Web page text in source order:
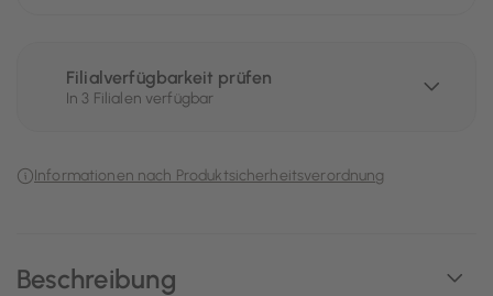
Beschreibung
Filialverfügbarkeit prüfen
In 3 Filialen verfügbar
Informationen nach Produktsicherheitsverordnung